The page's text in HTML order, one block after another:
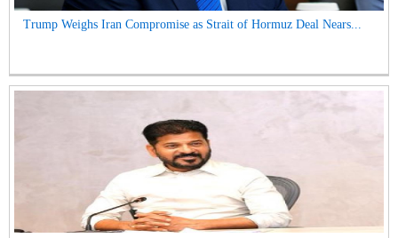
Trump Weighs Iran Compromise as Strait of Hormuz Deal Nears...